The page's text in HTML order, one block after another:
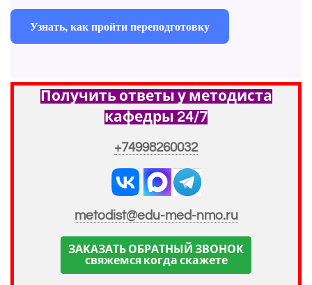
Узнать, как пройти переподготовку
Получить ответы у методиста
кафедры 24/7
+74998260032
metodist@edu-med-nmo.ru
ЗАКАЗАТЬ ОБРАТНЫЙ ЗВОНОК
свяжемся когда скажете